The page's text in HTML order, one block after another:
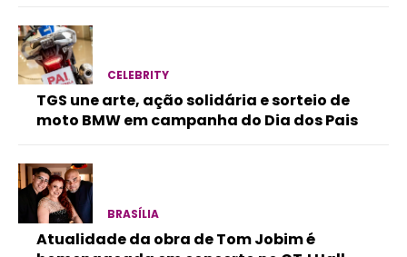
CELEBRITY
TGS une arte, ação solidária e sorteio de
moto BMW em campanha do Dia dos Pais
BRASÍLIA
Atualidade da obra de Tom Jobim é